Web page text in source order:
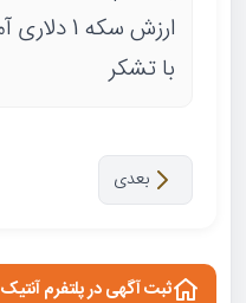
ارزش سکه 1 دلاری آمریکا چقدر است؟
با تشکر
بعدی
ثبت آگهی در پلتفرم آنتیک